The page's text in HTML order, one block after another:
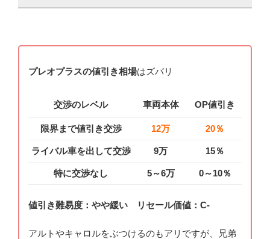
プレオプラスの値引き相場はズバリ
交渉のレベル 車両本体 OP値引き
限界まで値引き交渉 12万 20％
ライバル車を出して交渉 9万 15％
特に交渉なし 5～6万 0～10％
値引き難易度：やや緩い リセール価値：C-
アルトやキャロルをぶつけるのもアリですが、兄弟